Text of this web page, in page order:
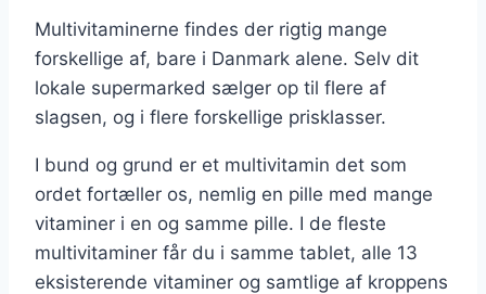
Multivitaminerne findes der rigtig mange
forskellige af, bare i Danmark alene. Selv dit
lokale supermarked sælger op til flere af
slagsen, og i flere forskellige prisklasser.
I bund og grund er et multivitamin det som
ordet fortæller os, nemlig en pille med mange
vitaminer i en og samme pille. I de fleste
multivitaminer får du i samme tablet, alle 13
eksisterende vitaminer og samtlige af kroppens